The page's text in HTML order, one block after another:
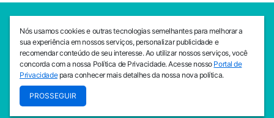
SEDE CEJAM
Av. da Liberdade, 765, Liberdade, São Paulo, 01503-001
(11) 3469 - 1818
INSTITUTO CEJAM
Av. da Liberdade, 765, Liberdade, São Paulo, 01503-001
Nós usamos cookies e outras tecnologias semelhantes para melhorar a
sua experiência em nossos serviços, personalizar publicidade e
recomendar conteúdo de seu interesse. Ao utilizar nossos serviços, você
concorda com a nossa Política de Privacidade. Acesse nosso Portal de
Privacidadepara conhecer mais detalhes da nossa nova política.
PROSSEGUIR